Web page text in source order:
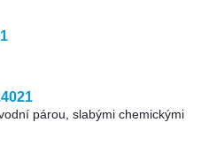
párou, slabými chemickými